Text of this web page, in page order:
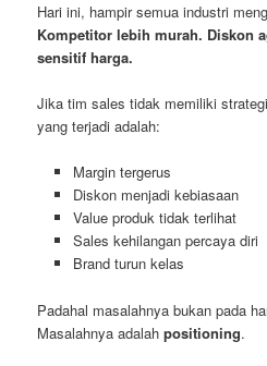
Hari ini, hampir semua industri
Kompetitor lebih murah. Diskon
sensitif harga.
Jika tim sales tidak memiliki
yang terjadi adalah:
Margin tergerus
Diskon menjadi kebiasaan
Value produk tidak terlihat
Sales kehilangan percaya diri
Brand turun kelas
Padahal masalahnya bukan pada
Masalahnya adalahpositioning.